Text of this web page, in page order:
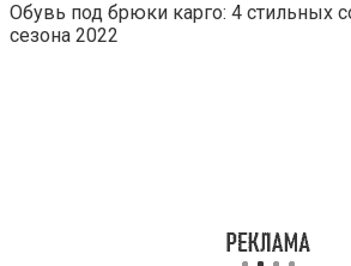
Обувь под брюки карго: 4 стильных
сезона 2022